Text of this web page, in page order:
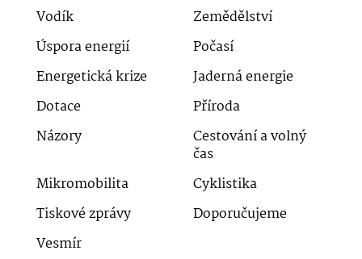
Vodík
Zemědělství
Úspora energií
Počasí
Energetická krize
Jaderná energie
Dotace
Příroda
Názory
Cestování a volný
čas
Mikromobilita
Cyklistika
Tiskové zprávy
Doporučujeme
Vesmír